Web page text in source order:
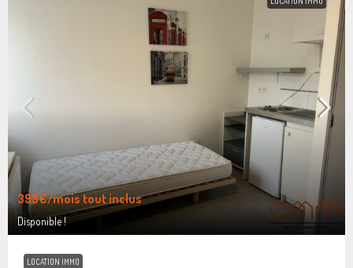
399€/mois tout inclus
Disponible !
LOCATION IMMO